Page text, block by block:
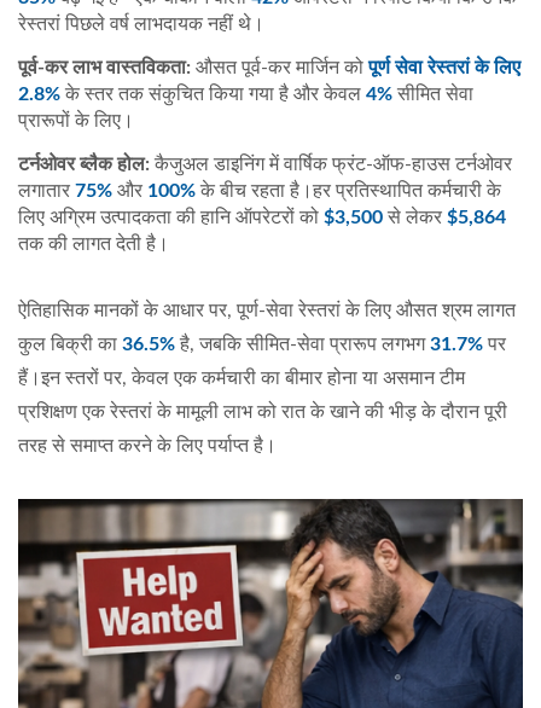
रेस्तरां पिछले वर्ष लाभदायक नहीं थे।
पूर्व-कर लाभ वास्तविकता: औसत पूर्व-कर मार्जिन कोपूर्ण सेवा रेस्तरां के लिए
2.8% के स्तर तक संकुचित किया गया है और केवल 4% सीमित सेवा
प्रारूपों के लिए।
टर्नओवर ब्लैक होल: कैजुअल डाइनिंग में वार्षिक फ्रंट-ऑफ-हाउस टर्नओवर
लगातार 75% और 100% के बीच रहता है।हर प्रतिस्थापित कर्मचारी के
लिए अग्रिम उत्पादकता की हानि ऑपरेटरों को $3,500 से लेकर $5,864
तक की लागत देती है।
ऐतिहासिक मानकों के आधार पर, पूर्ण-सेवा रेस्तरां के लिए औसत श्रम लागत
कुल बिक्री का 36.5% है, जबकि सीमित-सेवा प्रारूप लगभग31.7% पर
हैं।इन स्तरों पर, केवल एक कर्मचारी का बीमार होना या असमान टीम
प्रशिक्षण एक रेस्तरां के मामूली लाभ को रात के खाने की भीड़ के दौरान पूरी
तरह से समाप्त करने के लिए पर्याप्त है।